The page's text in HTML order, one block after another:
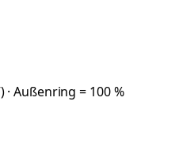
· Außenring = 100 %